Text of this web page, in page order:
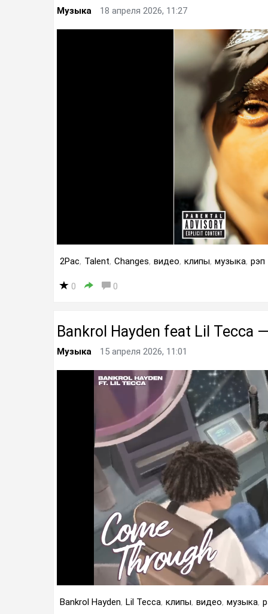
Музыка 18 апреля 2026, 11:27
2Pac, Talent, Changes, видео, клипы, музыка, рэп
0 0
Bankrol Hayden feat Lil Tecca
Музыка 15 апреля 2026, 11:01
Bankrol Hayden, Lil Tecca, клипы, видео, музыка,